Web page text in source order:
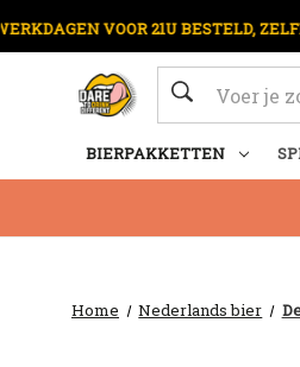
VOOR 21U BESTELD,
Zoeken
BIERPAKKETTEN
Home Nederlands bier